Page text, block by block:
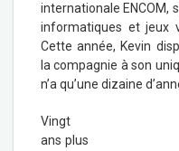
internationale ENCOM,
informatiques et jeux
Cette année, Kevin
la compagnie à son
n’a qu’une dizaine
Vingt
ans plus